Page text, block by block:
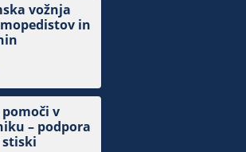
vožnja
in
v
– podpora